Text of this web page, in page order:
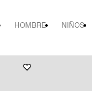
HOMBRE NIÑOS